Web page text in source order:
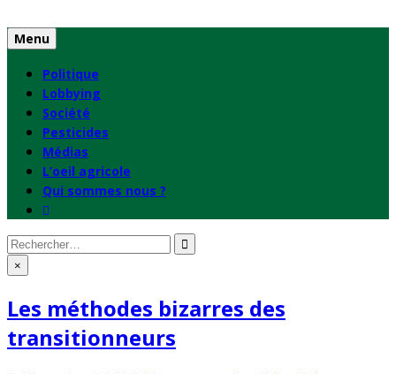
to
content
Menu
Politique
Lobbying
Société
Pesticides
Médias
L’oeil agricole
Qui sommes nous ?
Rechercher
: ×
Les méthodes bizarres des
transitionneurs